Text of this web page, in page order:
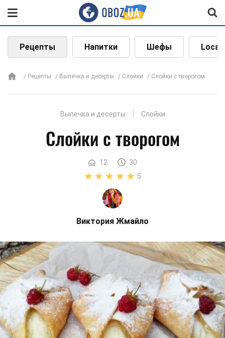
Рецепты Напитки Шефы Local
Рецепты Выпечка и десерты Слойки Слойки с творогом
Выпечка и десерты Слойки
Слойки с творогом
12
30
5
Виктория Жмайло